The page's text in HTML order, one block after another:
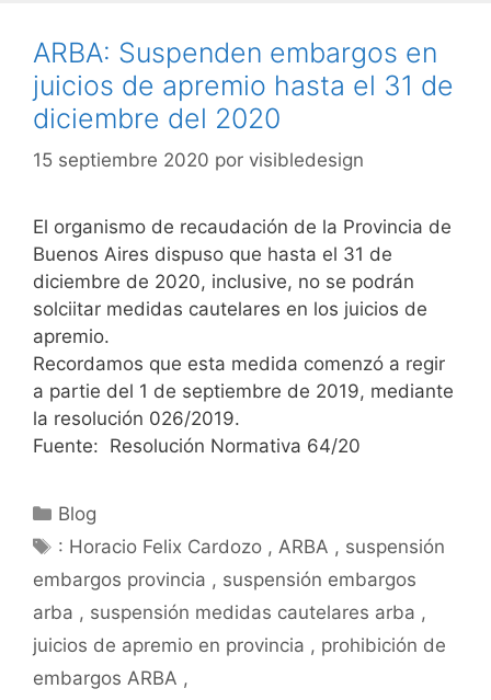
ARBA: Suspenden embargos en
juicios de apremio hasta el 31 de
diciembre del 2020
15 septiembre 2020 por visibledesign
El organismo de recaudación de la Provincia de
Buenos Aires dispuso que hasta el 31 de
diciembre de 2020, inclusive, no se podrán
solciitar medidas cautelares en los juicios de
apremio.
Recordamos que esta medida comenzó a regir
a partie del 1 de septiembre de 2019, mediante
la resolución 026/2019.
Fuente: Resolución Normativa 64/20
Blog
: Horacio Felix Cardozo , ARBA , suspensión
embargos provincia , suspensión embargos
arba , suspensión medidas cautelares arba ,
juicios de apremio en provincia , prohibición de
embargos ARBA ,